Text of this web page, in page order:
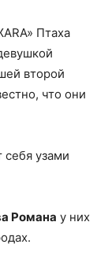
Птаха
второй
что они
узами
Романа у них